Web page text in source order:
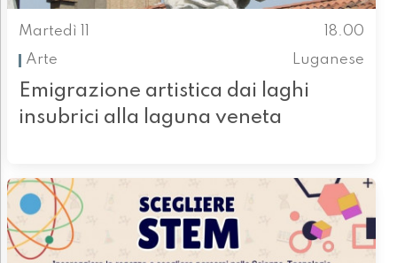
Martedì 11
18.00
Arte
Luganese
Emigrazione artistica dai laghi
insubrici alla laguna veneta